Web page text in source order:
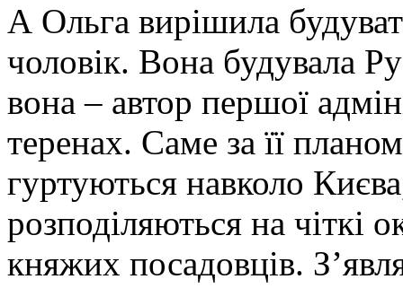
А Ольга вирішила
чоловік. Вона будувала
вона – автор першої
теренах. Саме за її
гуртуються навколо
розподіляються на чіткі
княжих посадовців.